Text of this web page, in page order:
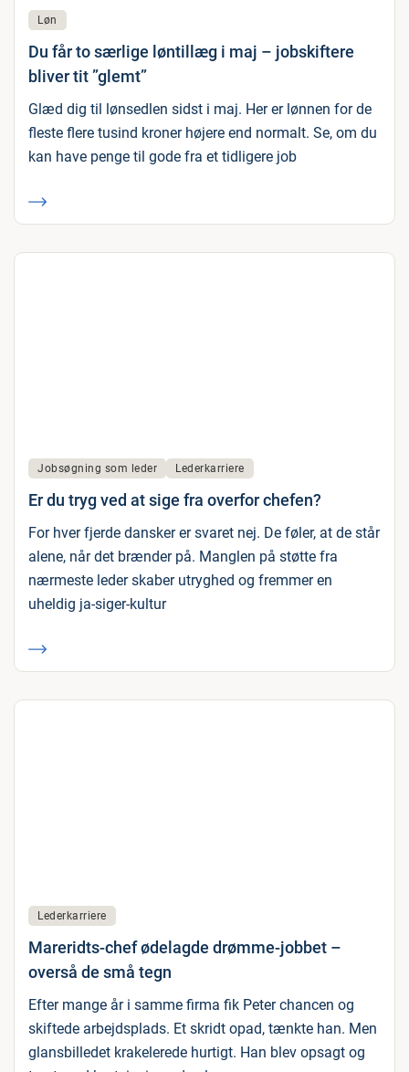
Løn
Du får to særlige løntillæg i maj – jobskiftere
bliver tit ”glemt”
Glæd dig til lønsedlen sidst i maj. Her er lønnen for de
fleste flere tusind kroner højere end normalt. Se, om du
kan have penge til gode fra et tidligere job
Jobsøgning som leder Lederkarriere
Er du tryg ved at sige fra overfor chefen?
For hver fjerde dansker er svaret nej. De føler, at de står
alene, når det brænder på. Manglen på støtte fra
nærmeste leder skaber utryghed og fremmer en
uheldig ja-siger-kultur
Lederkarriere
Mareridts-chef ødelagde drømme-jobbet –
overså de små tegn
Efter mange år i samme firma fik Peter chancen og
skiftede arbejdsplads. Et skridt opad, tænkte han. Men
glansbilledet krakelerede hurtigt. Han blev opsagt og